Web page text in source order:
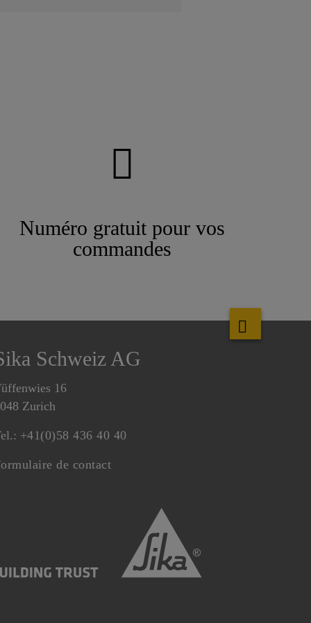
Numéro gratuit pour vos
commandes
Schweiz AG
16
Zurich
+41(0)58 436 40 40
de contact